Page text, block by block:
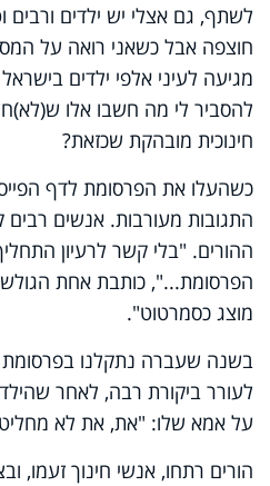
לשתף, גם אצלי יש ילדים ורבים
חוצפה אבל כשאני רואה על
מגיעה לעיני אלפי ילדים
להסביר לי מה חשבו אלו
חינוכית מובהקת שכזאת?
כשהעלו את הפרסומת לדף
התגובות מעורבות. אנשים רבים
ההורים. "בלי קשר לרעיון
הפרסומת...", כותבת אחת
מוצג כסמרטוט".
בשנה שעברה נתקלנו
לעורר ביקורת רבה, לאחר
על אמא שלו: "את, את לא
הורים רתחו, אנשי חינוך זעמו,